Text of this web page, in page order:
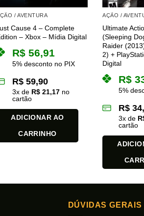
/ AVENTURA
Cause 4 – Complete
– Xbox – Mídia Digital
R$ 56,91
5% desconto no PIX
R$ 59,90
3x de R$ 21,17 no
cartão
ADICIONAR AO
CARRINHO
AÇÃO /
Ultimate
(Sleeping
Raider
2) +
Digital
R$
5%
R$
3x de
cartão
DÚVIDAS GERAIS